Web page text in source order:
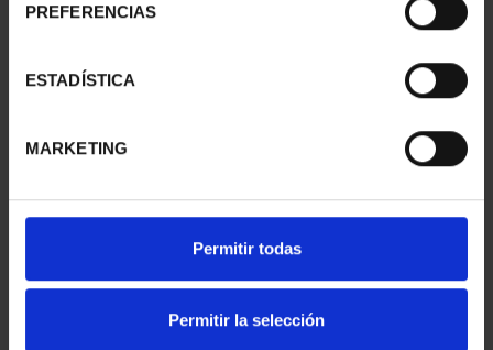
PREFERENCIAS
ESTADÍSTICA
MARKETING
Permitir todas
Permitir la selección
PROVINCIA 1
Sólo para usuarios
SUSCRIPCIÓN
CAPITALES DE
PROVINCIA 2
Sólo para usuarios
registrados